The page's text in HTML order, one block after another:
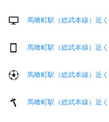
馬喰町駅（総武本線）近
馬喰町駅（総武本線）近
馬喰町駅（総武本線）近
馬喰町駅（総武本線）近